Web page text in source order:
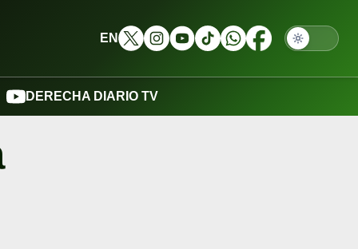
EN
DERECHA DIARIO TV